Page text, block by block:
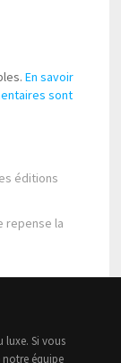
En savoir
sont
éditions
repense la
luxe. Si vous
équipe